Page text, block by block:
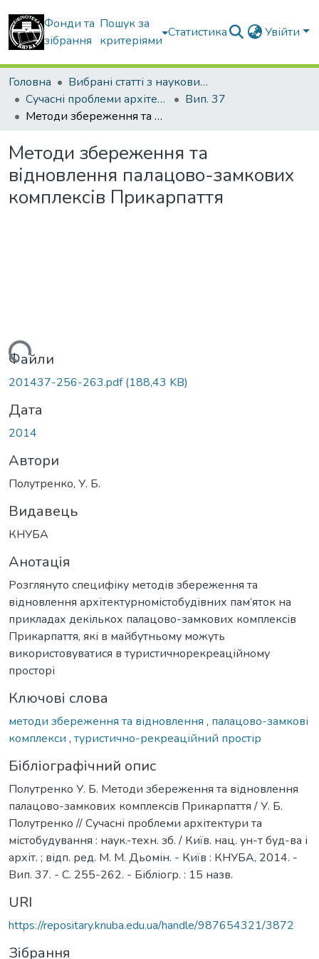
Фонди та
зібрання
Пошук за
критеріями
Статистика Увійти
Головна
Вибрані статті з наукових збірників КНУБА
Сучасні проблеми архітектури та містобудування
Вип. 37
Методи збереження та відновлення палацово-замкових комплексів Прикарпаття
Методи збереження та
відновлення палацово-замкових
комплексів Прикарпаття
Файли
201437-256-263.pdf(188,43 KB)
Дата
2014
Автори
Полутренко, У. Б.
Видавець
КНУБА
Анотація
Розглянуто специфіку методів збереження та
відновлення архітектурномістобудівних пам’яток на
прикладах декількох палацово-замкових комплексів
Прикарпаття, які в майбутньому можуть
використовуватися в туристичнорекреаційному
просторі
Ключові слова
методи збереження та відновлення , палацово-замкові
комплекси , туристично-рекреаційний простір
Бібліографічний опис
Полутренко У. Б. Методи збереження та відновлення
палацово-замкових комплексів Прикарпаття / У. Б.
Полутренко // Сучасні проблеми архітектури та
містобудування : наук.-техн. зб. / Київ. нац. ун-т буд-ва і
архіт. ; відп. ред. М. М. Дьомін. - Київ : КНУБА, 2014. -
Вип. 37. - С. 255-262. - Бібліогр. : 15 назв.
URI
https://repositary.knuba.edu.ua/handle/987654321/3872
Зібрання